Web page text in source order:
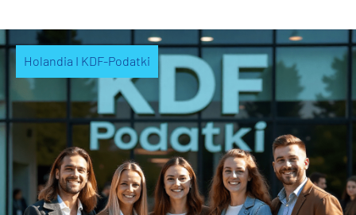
Holandia I KDF-Podatki